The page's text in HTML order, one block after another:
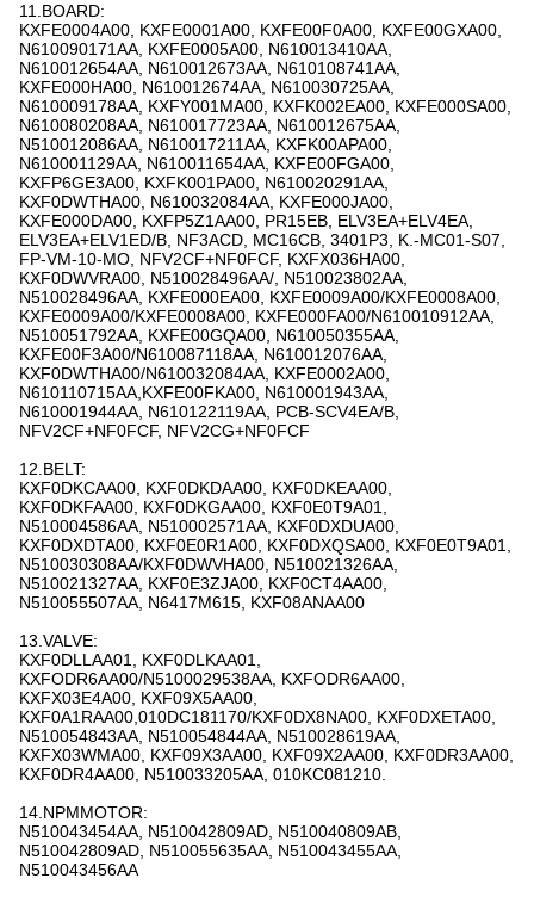
11.BOARD:
KXFE0004A00, KXFE0001A00, KXFE00F0A00, KXFE00GXA00,
N610090171AA, KXFE0005A00, N610013410AA,
N610012654AA, N610012673AA, N610108741AA,
KXFE000HA00, N610012674AA, N610030725AA,
N610009178AA, KXFY001MA00, KXFK002EA00, KXFE000SA00,
N610080208AA, N610017723AA, N610012675AA,
N510012086AA, N610017211AA, KXFK00APA00,
N610001129AA, N610011654AA, KXFE00FGA00,
KXFP6GE3A00, KXFK001PA00, N610020291AA,
KXF0DWTHA00, N610032084AA, KXFE000JA00,
KXFE000DA00, KXFP5Z1AA00, PR15EB, ELV3EA+ELV4EA,
ELV3EA+ELV1ED/B, NF3ACD, MC16CB, 3401P3, Κ.-MC01-S07,
FP-VM-10-MO, NFV2CF+NF0FCF, KXFX036HA00,
KXF0DWVRA00, N510028496AA/, N510023802AA,
N510028496AA, KXFE000EA00, KXFE0009A00/KXFE0008A00,
KXFE0009A00/KXFE0008A00, KXFE000FA00/N610010912AA,
N510051792AA, KXFE00GQA00, N610050355AA,
KXFE00F3A00/N610087118AA, N610012076AA,
KXF0DWTHA00/N610032084AA, KXFE0002A00,
N610110715AA,KXFE00FKA00, N610001943AA,
N610001944AA, N610122119AA, PCB-SCV4EA/B,
NFV2CF+NF0FCF, NFV2CG+NF0FCF
12.BELT:
KXF0DKCAA00, KXF0DKDAA00, KXF0DKEAA00,
KXF0DKFAA00, KXF0DKGAA00, KXF0E0T9A01,
N510004586AA, N510002571AA, KXF0DXDUA00,
KXF0DXDTA00, KXF0E0R1A00, KXF0DXQSA00, KXF0E0T9A01,
N510030308AA/KXF0DWVHA00, N510021326AA,
N510021327AA, KXF0E3ZJA00, KXF0CT4AA00,
N510055507AA, N6417M615, KXF08ANAA00
13.VALVE:
KXF0DLLAA01, KXF0DLKAA01,
KXFODR6AA00/N5100029538AA, KXFODR6AA00,
KXFX03E4A00, KXF09X5AA00,
KXF0A1RAA00,010DC181170/KXF0DX8NA00, KXF0DXETA00,
N510054843AA, N510054844AA, N510028619AA,
KXFX03WMA00, KXF09X3AA00, KXF09X2AA00, KXF0DR3AA00,
KXF0DR4AA00, N510033205AA, 010KC081210.
14.NPMMOTOR:
N510043454AA, N510042809AD, N510040809AB,
N510042809AD, N510055635AA, N510043455AA,
N510043456AA